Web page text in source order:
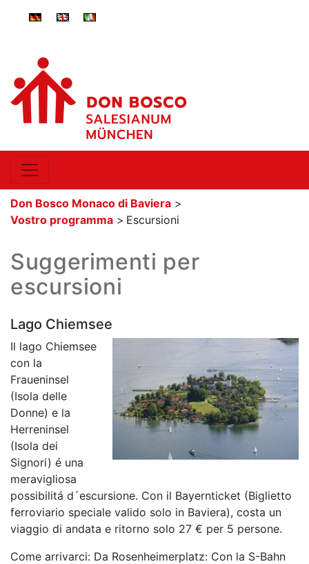
ger-
eng-
ita-
Don Bosco Monaco di Baviera >
Vostro programma > Escursioni
Suggerimenti per
escursioni
Lago Chiemsee
Il lago Chiemsee
con la
Fraueninsel
(Isola delle
Donne) e la
Herreninsel
(Isola dei
Signori) é una
meravigliosa
possibilitá d´escursione. Con il Bayernticket (Biglietto
ferroviario speciale valido solo in Baviera), costa un
viaggio di andata e ritorno solo 27 € per 5 persone.
Come arrivarci: Da Rosenheimerplatz: Con la S-Bahn